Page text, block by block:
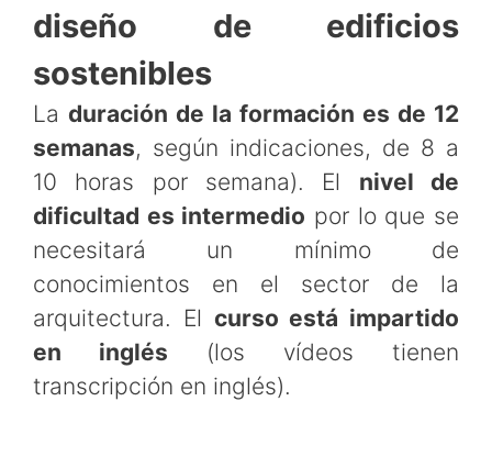
diseño de edificios
sostenibles
La duración de la formación es de 12
semanas, según indicaciones, de 8 a
10 horas por semana). El nivel de
dificultad es intermedio por lo que se
necesitará un mínimo de
conocimientos en el sector de la
arquitectura. El curso está impartido
en inglés (los vídeos tienen
transcripción en inglés).